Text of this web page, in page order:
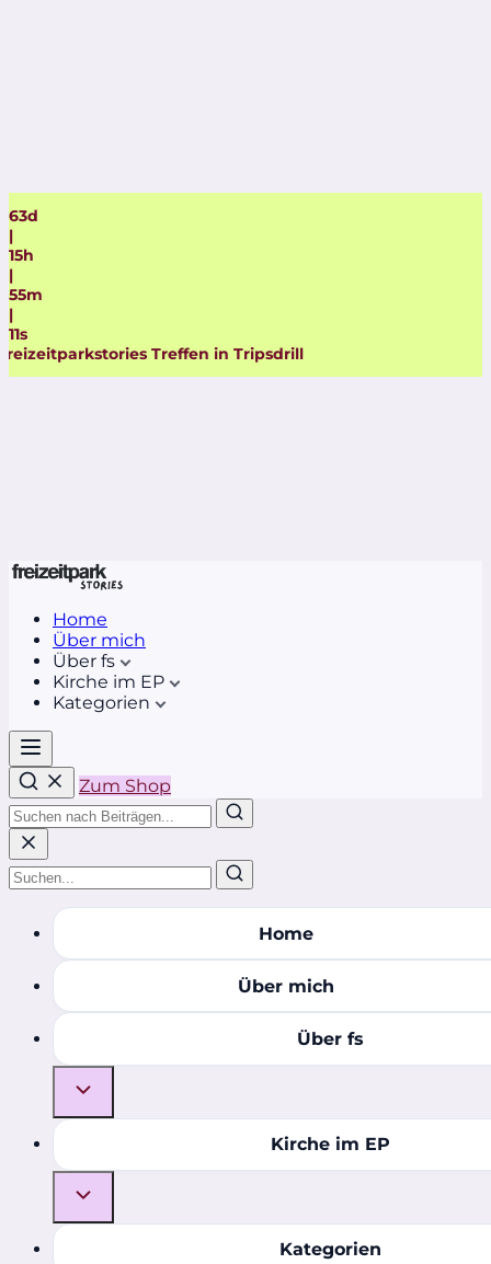
63d
|
15h
|
55m
|
9s
in Tripsdrill
Home
Über mich
Über fs
Kirche im EP
Kategorien
Zum Shop
Home
Über mich
Über fs
Kirche im EP
Kategorien